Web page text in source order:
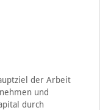
der Arbeit
und
durch